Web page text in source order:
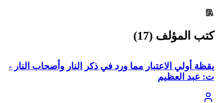
كتب المؤلف (17)
يقظة أولي الاعتبار مما ورد في ذكر النار وأصحاب النار -
ت: عبد العظيم